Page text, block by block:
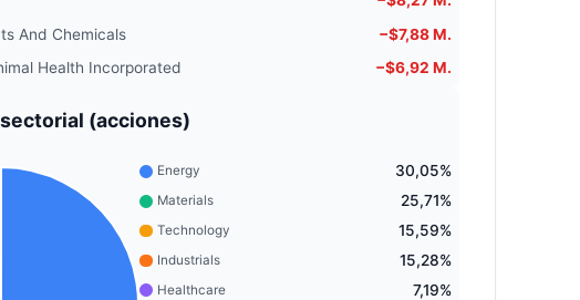
And Chemicals
−$7,88 M.
Health Incorporated −$6,92 M.
(acciones)
Energy 30,05%
Materials 25,71%
Technology 15,59%
Industrials 15,28%
Healthcare 7,19%